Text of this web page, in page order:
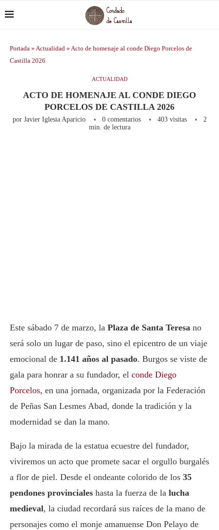
Portada » Actualidad » Acto de homenaje al conde Diego Porcelos de
Castilla 2026
ACTUALIDAD
ACTO DE HOMENAJE AL CONDE DIEGO
PORCELOS DE CASTILLA 2026
por Javier Iglesia Aparicio 0 comentarios 403visitas
2
min. de lectura
Este sábado 7 de marzo, la Plaza de Santa Teresa no
será solo un lugar de paso, sino el epicentro de un viaje
emocional de 1.141 años al pasado. Burgos se viste de
gala para honrar a su fundador, el conde Diego
Porcelos, en una jornada, organizada por la Federación
de Peñas San Lesmes Abad, donde la tradición y la
modernidad se dan la mano.
Bajo la mirada de la estatua ecuestre del fundador,
viviremos un acto que promete sacar el orgullo burgalés
a flor de piel. Desde el ondeante colorido de los 35
pendones provinciales hasta la fuerza de la lucha
medieval, la ciudad recordará sus raíces de la mano de
personajes como el monje amanuense Don Pelayo de